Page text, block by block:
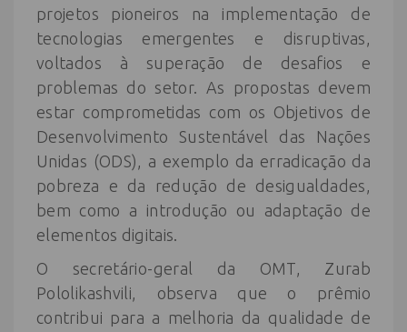
projetos pioneiros na implementação de
tecnologias emergentes e disruptivas,
voltados à superação de desafios e
problemas do setor. As propostas devem
estar comprometidas com os Objetivos de
Desenvolvimento Sustentável das Nações
Unidas (ODS), a exemplo da erradicação da
pobreza e da redução de desigualdades,
bem como a introdução ou adaptação de
elementos digitais.
O secretário-geral da OMT, Zurab
Pololikashvili, observa que o prêmio
contribui para a melhoria da qualidade de